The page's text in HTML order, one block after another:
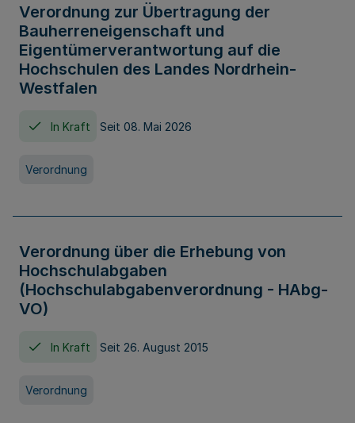
Verordnung zur Übertragung der
Bauherreneigenschaft und
Eigentümerverantwortung auf die
Hochschulen des Landes Nordrhein-
Westfalen
In Kraft Seit 08. Mai 2026
Verordnung
Verordnung über die Erhebung von
Hochschulabgaben
(Hochschulabgabenverordnung - HAbg-
VO)
In Kraft Seit 26. August 2015
Verordnung